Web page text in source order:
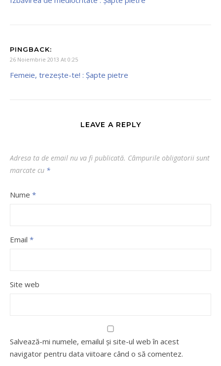
PINGBACK:
26 Noiembrie 2013 At 0:25
Femeie, trezește-te! : Şapte pietre
LEAVE A REPLY
Adresa ta de email nu va fi publicată. Câmpurile obligatorii sunt
marcate cu *
Nume *
Email *
Site web
Salvează-mi numele, emailul și site-ul web în acest
navigator pentru data viitoare când o să comentez.